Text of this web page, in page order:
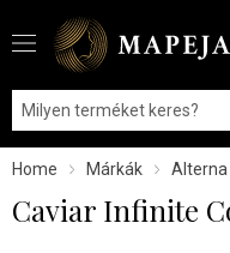
Home Márkák Alterna
Caviar Infinite